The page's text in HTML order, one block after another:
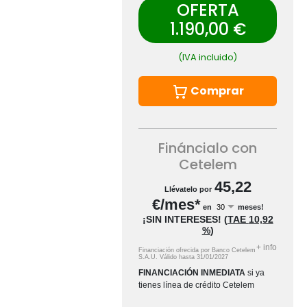
OFERTA
1.190,00 €
(IVA incluido)
Comprar
Fináncialo con
Cetelem
Llévatelo por 45,22
€/mes* en meses!
¡SIN INTERESES! (TAE 10,92
%)
Financiación ofrecida por Banco Cetelem
S.A.U.Válido hasta31/01/2027
+ info
FINANCIACIÓN INMEDIATA si ya
tienes línea de crédito Cetelem